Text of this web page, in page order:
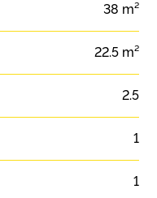
38 m²
22.5 m²
2.5
1
1